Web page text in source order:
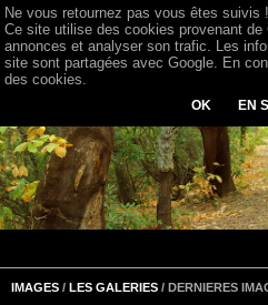
IMAGES / LES GALERIES / DERNIERES
Ne vous retournez pas vous êtes suivis !
Ce site utilise des cookies provenant
annonces et analyser son trafic. Les
site sont partagées avec Google. En
des cookies.
OK EN